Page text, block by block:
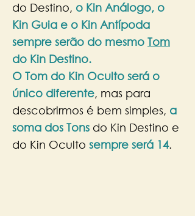
do Destino, o Kin Análogo, o
Kin Guia e o Kin Antípoda
sempre serão do mesmo Tom
do Kin Destino.
O Tom do Kin Oculto será o
único diferente, mas para
descobrirmos é bem simples, a
soma dos Tons do Kin Destino e
do Kin Oculto sempre será 14.